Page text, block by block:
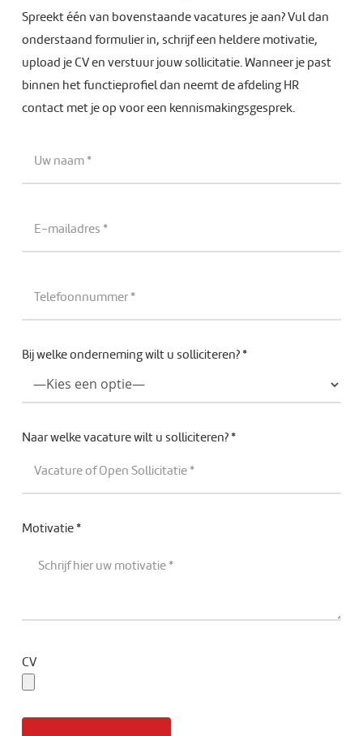
Spreekt één van bovenstaande vacatures je aan? Vul dan
onderstaand formulier in, schrijf een heldere motivatie,
upload je CV en verstuur jouw sollicitatie. Wanneer je past
binnen het functieprofiel dan neemt de afdeling HR
contact met je op voor een kennismakingsgesprek.
Bij welke onderneming wilt u solliciteren? *
Naar welke vacature wilt u solliciteren? *
Motivatie *
CV